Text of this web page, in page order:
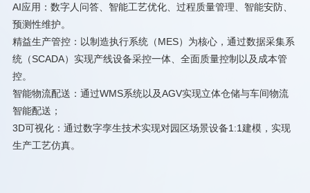
AI应用：数字人问答、智能工艺优化、过程质量管理、智能安防、
预测性维护。
精益生产管控：以制造执行系统（MES）为核心，通过数据采集系
统（SCADA）实现产线设备采控一体、全面质量控制以及成本管
控。
智能物流配送：通过WMS系统以及AGV实现立体仓储与车间物流
智能配送；
3D可视化：通过数字孪生技术实现对园区场景设备1:1建模，实现
生产工艺仿真。